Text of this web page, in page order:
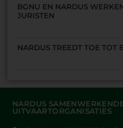
BGNU EN NARDUS
JURISTEN
NARDUS TREEDT TOE TOT
NARDUS
UITVAARTORGANISATIES